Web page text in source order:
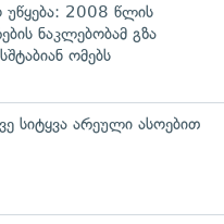
უწყება: 2008 წლის
ნაკლებობამ გზა
ომებს
სიტყვა არეული ასოებით